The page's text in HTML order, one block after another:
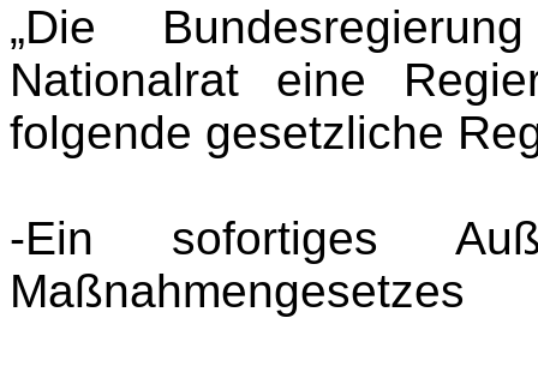
„Die
Nationalrat eine
folgende gesetzliche
-Ein sofortiges
Maßnahmengesetzes